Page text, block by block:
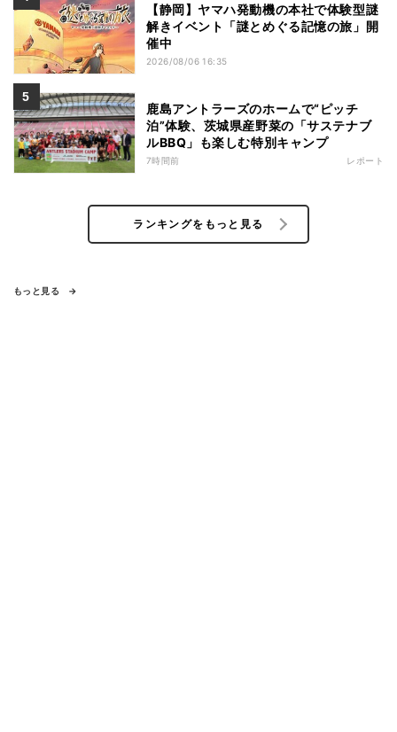
【静岡】ヤマハ発動機の本社で体験型謎
解きイベント「謎とめぐる記憶の旅」開
催中
2026/08/06 16:35
鹿島アントラーズのホームで“ピッチ
泊”体験、茨城県産野菜の「サステナブ
ルBBQ」も楽しむ特別キャンプ
7時間前 レポート
ランキングをもっと見る
もっと見る